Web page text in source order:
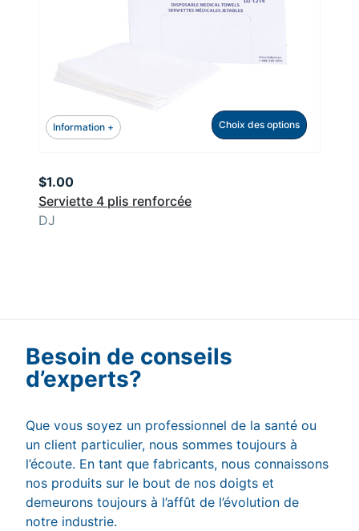
Information + Choix des options
Serviette 4 plis renforcée
$1.00
DJ
Besoin de conseils
d’experts?
Que vous soyez un professionnel de la santé ou
un client particulier, nous sommes toujours à
l’écoute. En tant que fabricants, nous connaissons
nos produits sur le bout de nos doigts et
demeurons toujours à l’affût de l’évolution de
notre industrie.